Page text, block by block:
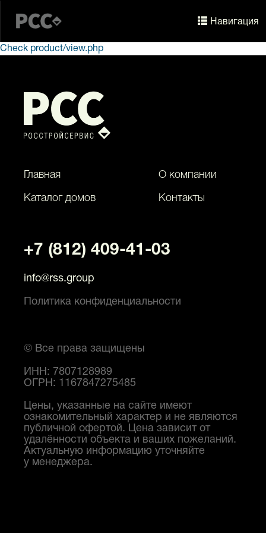
Навигация
Навигация
Check product/view.php
Главная
Каталог домов
О компании
Контакты
+7 (812) 409-41-03
info@rss.group
Политика конфиденциальности
© Все права защищены
ИНН: 7807128989
ОГРН: 1167847275485
Цены, указанные на сайте имеют
ознакомительный характер и не являются
публичной офертой. Цена зависит от
удалённости объекта и ваших пожеланий.
Актуальную информацию уточняйте
у менеджера.